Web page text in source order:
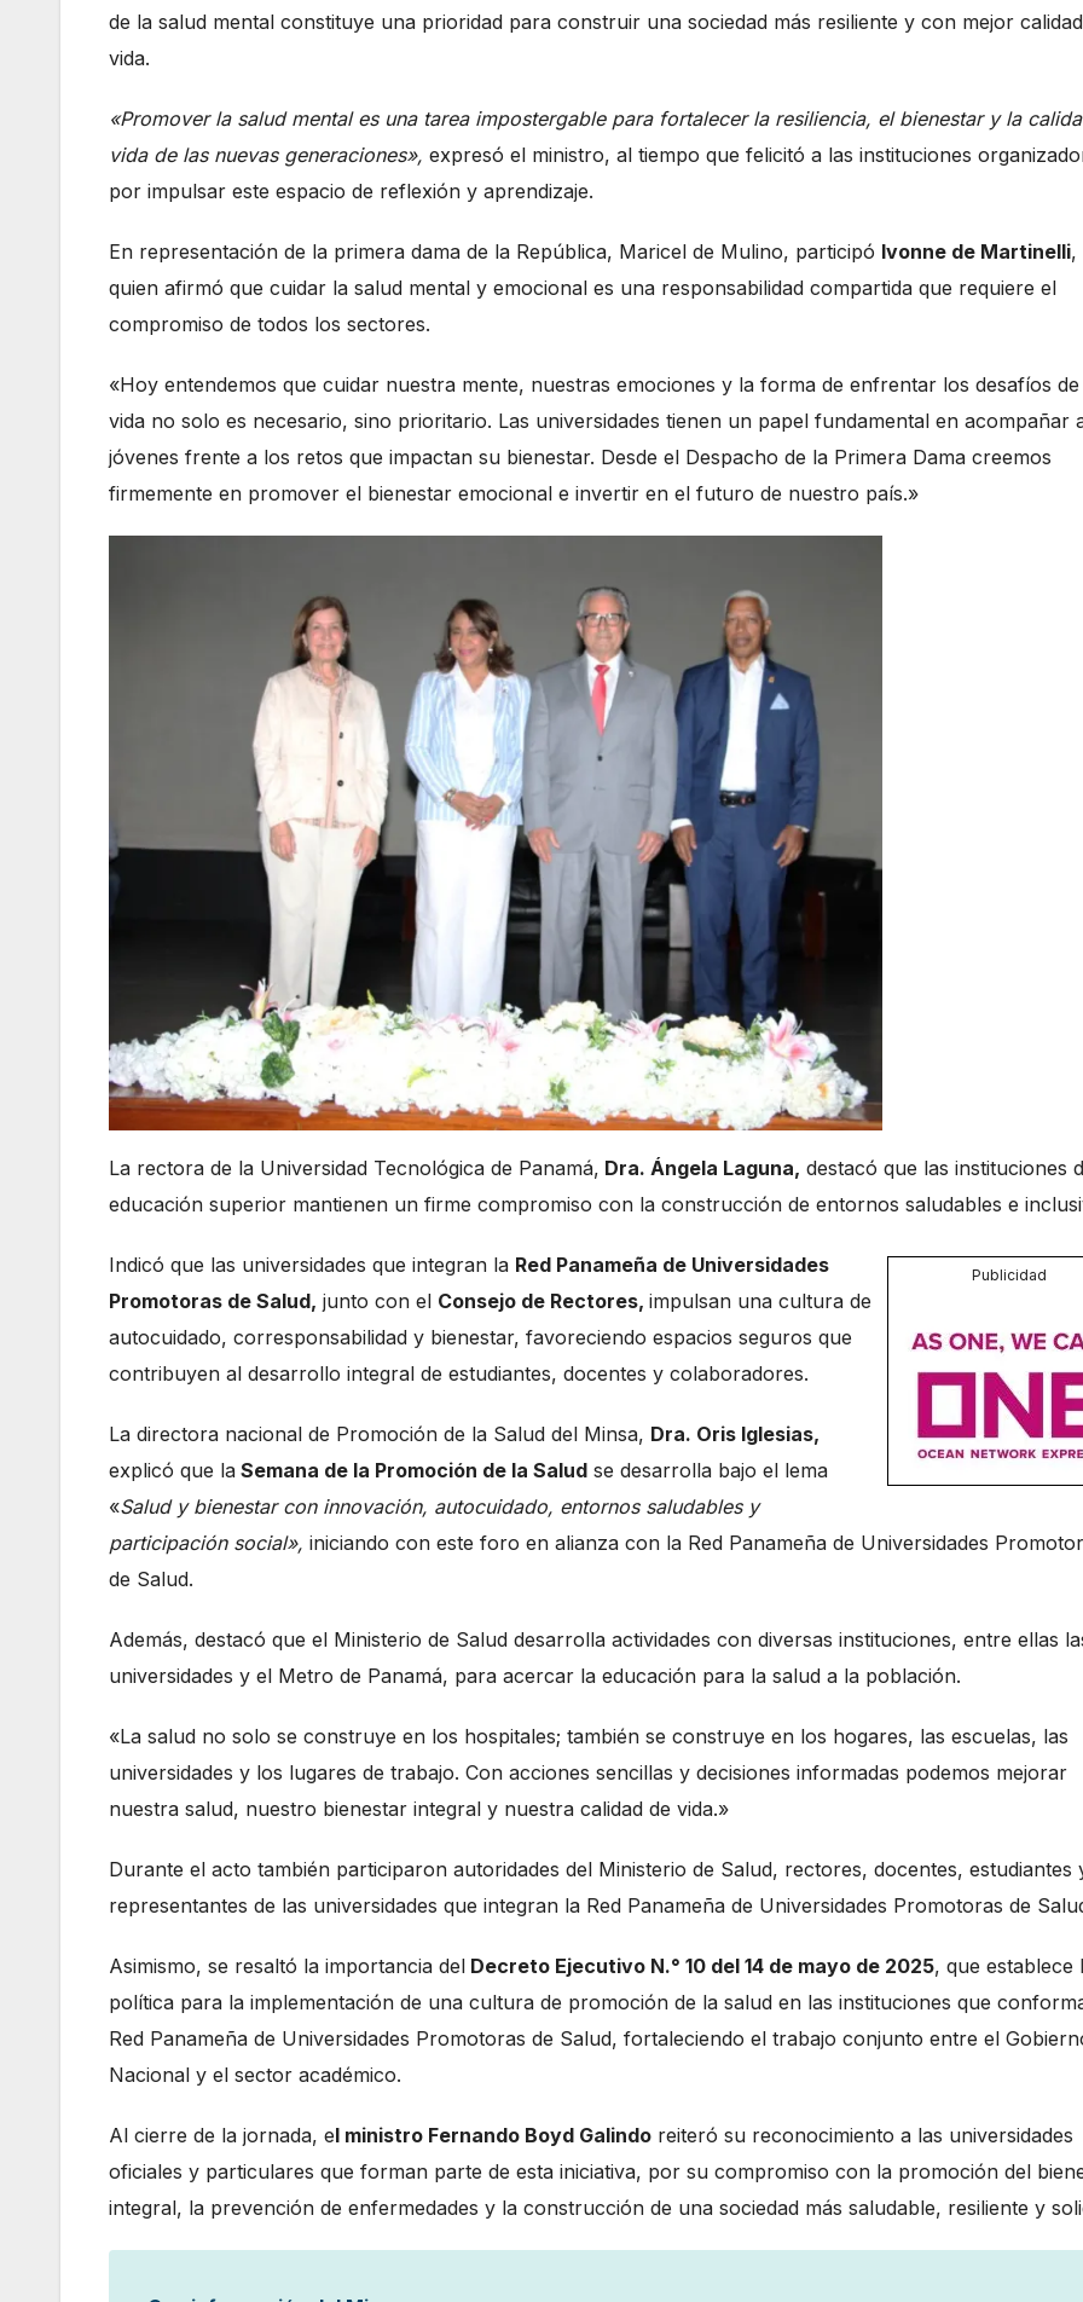
de la salud mental constituye una prioridad para construir una sociedad más resiliente y con mejor
vida.
«Promover la salud mental es una tarea impostergable para fortalecer la resiliencia, el bienestar y la
vida de las nuevas generaciones», expresó el ministro, al tiempo que felicitó a las instituciones
por impulsar este espacio de reflexión y aprendizaje.
En representación de la primera dama de la República, Maricel de Mulino, participó Ivonne de Martinelli,
quien afirmó que cuidar la salud mental y emocional es una responsabilidad compartida que requiere el
compromiso de todos los sectores.
«Hoy entendemos que cuidar nuestra mente, nuestras emociones y la forma de enfrentar los desafíos
vida no solo es necesario, sino prioritario. Las universidades tienen un papel fundamental en acompañar
jóvenes frente a los retos que impactan su bienestar. Desde el Despacho de la Primera Dama creemos
firmemente en promover el bienestar emocional e invertir en el futuro de nuestro país.»
La rectora de la Universidad Tecnológica de Panamá, Dra. Ángela Laguna, destacó que las instituciones
educación superior mantienen un firme compromiso con la construcción de entornos saludables e
Publicidad
Indicó que las universidades que integran la Red Panameña de Universidades
Promotoras de Salud, junto con el Consejo de Rectores, impulsan una cultura de
autocuidado, corresponsabilidad y bienestar, favoreciendo espacios seguros que
contribuyen al desarrollo integral de estudiantes, docentes y colaboradores.
La directora nacional de Promoción de la Salud del Minsa, Dra. Oris Iglesias,
explicó que la Semana de la Promoción de la Salud se desarrolla bajo el lema
«Salud y bienestar con innovación, autocuidado, entornos saludables y
participación social», iniciando con este foro en alianza con la Red Panameña de Universidades
de Salud.
Además, destacó que el Ministerio de Salud desarrolla actividades con diversas instituciones, entre ellas
universidades y el Metro de Panamá, para acercar la educación para la salud a la población.
«La salud no solo se construye en los hospitales; también se construye en los hogares, las escuelas, las
universidades y los lugares de trabajo. Con acciones sencillas y decisiones informadas podemos mejorar
nuestra salud, nuestro bienestar integral y nuestra calidad de vida.»
Durante el acto también participaron autoridades del Ministerio de Salud, rectores, docentes, estudiantes
representantes de las universidades que integran la Red Panameña de Universidades Promotoras de
Asimismo, se resaltó la importancia del Decreto Ejecutivo N.° 10 del 14 de mayo de 2025, que establece
política para la implementación de una cultura de promoción de la salud en las instituciones que
Red Panameña de Universidades Promotoras de Salud, fortaleciendo el trabajo conjunto entre el
Nacional y el sector académico.
Al cierre de la jornada, el ministro Fernando Boyd Galindo reiteró su reconocimiento a las universidades
oficiales y particulares que forman parte de esta iniciativa, por su compromiso con la promoción del
integral, la prevención de enfermedades y la construcción de una sociedad más saludable, resiliente y